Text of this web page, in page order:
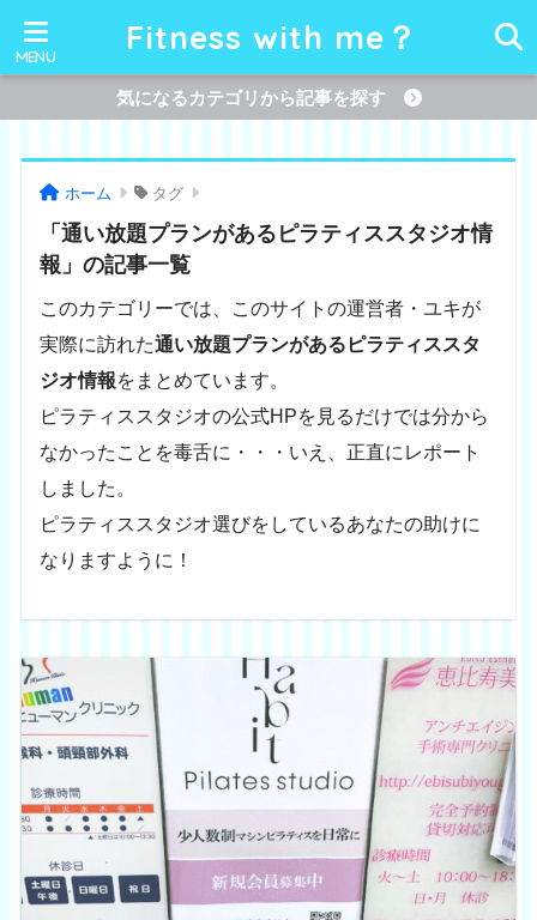
Fitness with me？
気になるカテゴリから記事を探す
ホーム タグ
「通い放題プランがあるピラティススタジオ情
報」の記事一覧
このカテゴリーでは、このサイトの運営者・ユキが
実際に訪れた通い放題プランがあるピラティススタ
ジオ情報をまとめています。
ピラティススタジオの公式HPを見るだけでは分から
なかったことを毒舌に・・・いえ、正直にレポート
しました。
ピラティススタジオ選びをしているあなたの助けに
なりますように！